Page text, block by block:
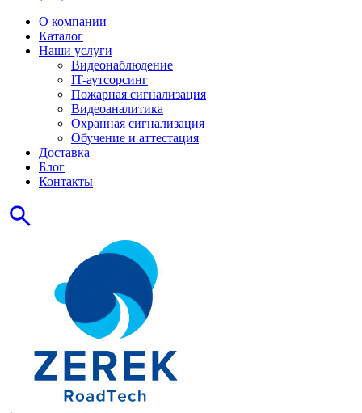
О компании
Каталог
Наши услуги
Видеонаблюдение
IT-аутсорсинг
Пожарная сигнализация
Видеоаналитика
Охранная сигнализация
Обучение и аттестация
Доставка
Блог
Контакты